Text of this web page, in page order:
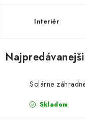
KONTAKTY
O nás - MEGALED &
Interiér
Solárne
Skladom